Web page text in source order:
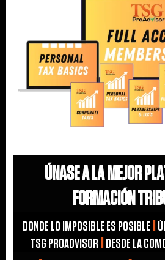
ÚNASE A LA MEJOR
FORMACIÓN
DONDE LO IMPOSIBLE ES POSIBLE
TSG PROADVISOR
DESDE LA